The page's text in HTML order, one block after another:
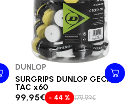
Distributeur:
DUNLOP
SURGRIPS DUNLOP GECKO-
TAC x60
99,95€ - 44 % 179,99€